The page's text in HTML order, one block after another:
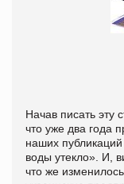
Начав писать эту
что уже два года
наших
воды утекло». И,
что же